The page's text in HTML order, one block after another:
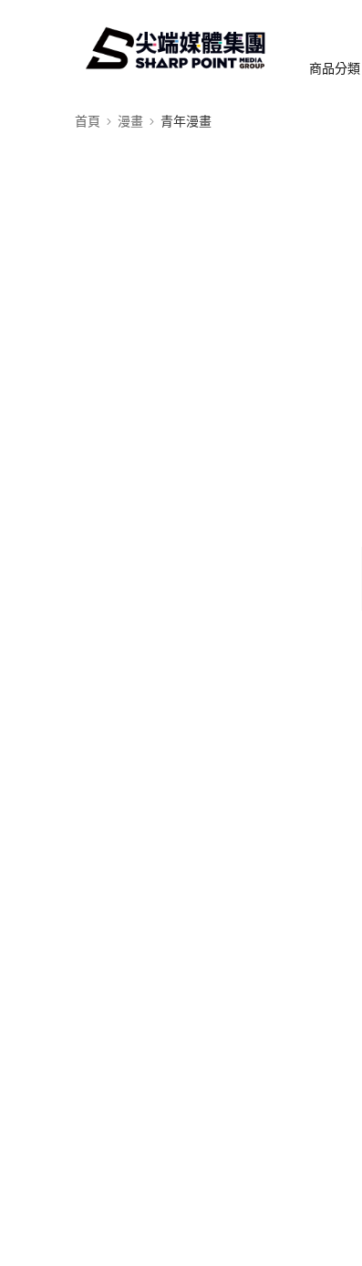
商品分類
首頁 漫畫 青年漫畫